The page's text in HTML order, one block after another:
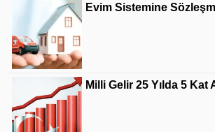
Evim Sistemine
Milli Gelir 25 Yılda 5 Kat